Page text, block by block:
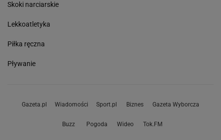
Skoki narciarskie
Lekkoatletyka
Piłka ręczna
Pływanie
Gazeta.pl Wiadomości Sport.pl Biznes Gazeta Wyborcza
Buzz Pogoda Wideo Tok.FM